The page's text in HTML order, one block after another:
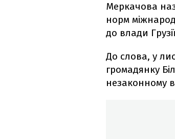
Меркачова
норм
до влади
До слова, у
громадянку
незаконному